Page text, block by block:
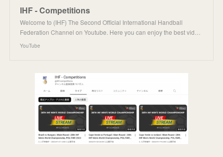
IHF - Competitions
Welcome to (IHF) The Second Official International Handball
Federation Channel on Youtube. Here you can enjoy the best vid…
YouTube